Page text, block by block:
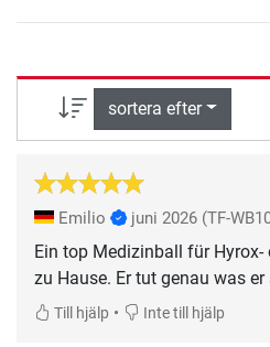
sortera efter
Emilio juni 2026 (TF-
Ein top Medizinball für Hyrox-
zu Hause. Er tut genau was
Till hjälp • Inte till hjälp